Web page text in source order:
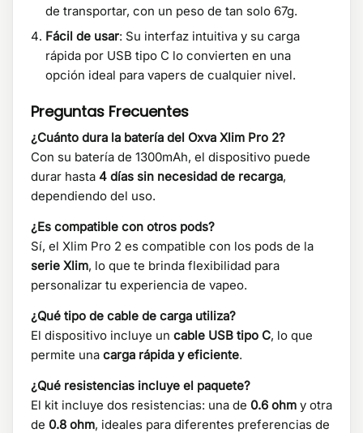
de transportar, con un peso de tan solo 67g.
Fácil de usar: Su interfaz intuitiva y su carga
rápida por USB tipo C lo convierten en una
opción ideal para vapers de cualquier nivel.
Preguntas Frecuentes
¿Cuánto dura la batería del Oxva Xlim Pro 2?
Con su batería de 1300mAh, el dispositivo puede
durar hasta 4 días sin necesidad de recarga,
dependiendo del uso.
¿Es compatible con otros pods?
Sí, el Xlim Pro 2 es compatible con los pods de la
serie Xlim, lo que te brinda flexibilidad para
personalizar tu experiencia de vapeo.
¿Qué tipo de cable de carga utiliza?
El dispositivo incluye un cable USB tipo C, lo que
permite una carga rápida y eficiente.
¿Qué resistencias incluye el paquete?
El kit incluye dos resistencias: una de 0.6 ohm y otra
de 0.8 ohm, ideales para diferentes preferencias de